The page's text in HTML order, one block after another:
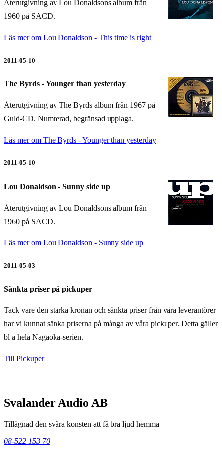
Återutgivning av Lou Donaldsons album från
1960 på SACD.
Läs mer om Lou Donaldson - This time is right
2011-05-10
The Byrds - Younger than yesterday
Återutgivning av The Byrds album från 1967 på
Guld-CD. Numrerad, begränsad upplaga.
Läs mer om The Byrds - Younger than yesterday
2011-05-10
Lou Donaldson - Sunny side up
Återutgivning av Lou Donaldsons album från
1960 på SACD.
Läs mer om Lou Donaldson - Sunny side up
2011-05-03
Sänkta priser på pickuper
Tack vare den starka kronan och sänkta priser från våra leverantörer
har vi kunnat sänka priserna på många av våra pickuper. Detta gäller
bl a hela Nagaoka-serien.
Till Pickuper
Svalander Audio AB
Tillägnad den svåra konsten att få bra ljud hemma
08-522 153 70